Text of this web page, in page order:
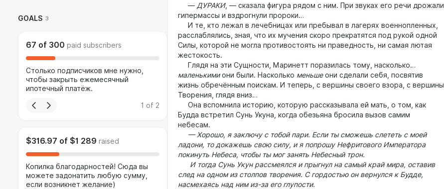
GOALS 3
67 of 300 paid subscribers
Столько подписчиков мне нужно,
чтобы закрыть ежемесячный
ипотечный платёж.
1 of 2
$316.97 of $1 289 raised
Копилка благодарностей! Сюда вы
можете задонатить любую сумму,
если возникнет желание)
— ДУРАКИ, — сказала фигура рядом с ним. При звуках его речи дрожали
гипермассы и вздрогнули пророки…
И те, кто лежал в лечебницах или пребывал в лагерях военнопленных,
расслаблялись, зная, что их мучения скоро прекратятся под рукой одной
Силы, которой не могла противостоять ни праведность, ни самая лютая
жестокость.
Глядя на эти Сущности, Маринетт поразилась тому, насколько…
маленькимиони были. Насколько меньшеони сделали себя, посвятив
жизнь обречённым поискам. И теперь, с вершины своего взора, с вершины
Творения, глядя вниз…
Она вспомнила историю, которую рассказывала ей мать, о том, как
Будда встретил Сунь Укуна, когда обезьяна бросила вызов самим
небесам.
— Хорошо, я заключу с тобой пари. Если ты сможешь слететь с моей
ладони, то докажешь свою силу, и я попрошу Нефритового Императора
покинуть Небеса, чтобы ты мог занять Небесный трон.
И тогда Сунь Укун рассмеялся и прыгнул на самый край мира, оставив
след на одном из столпов творения. С гордостью он вернулся к Будде,
насмехаясь над ним из-за его глупости.